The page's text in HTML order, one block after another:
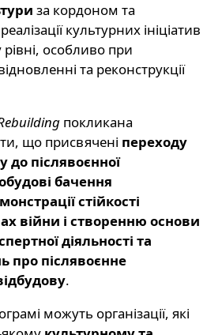
за кордоном та
культурних ініціатив
особливо при
та реконструкції
покликана
що присвячені переходу
до післявоєнної
бачення
стійкості
війни і створенню основи
діяльності та
про післявоєнне
.
можуть організації, які